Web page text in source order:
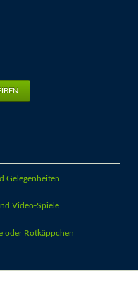
Gelegenheiten
Video-Spiele
oder Rotkäppchen